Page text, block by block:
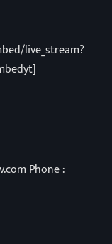
live_stream?
Phone :